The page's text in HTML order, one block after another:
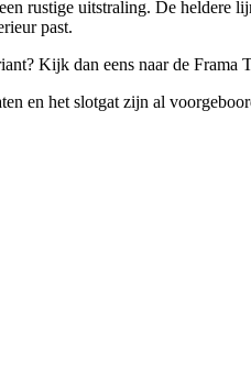
rustige uitstraling. De
past.
Kijk dan eens naar de Frama
en het slotgat zijn al